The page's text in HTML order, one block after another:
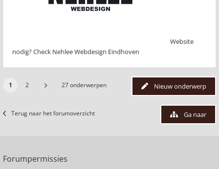
Website
nodig? Check Nehlee Webdesign Eindhoven
Nieuw onderwerp
1 2 27 onderwerpen
Terug naar het forumoverzicht Ga naar
Forumpermissies